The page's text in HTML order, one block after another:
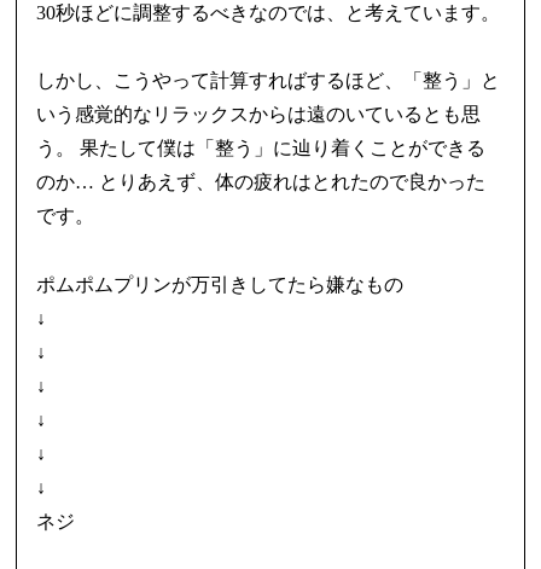
30秒ほどに調整するべきなのでは、と考えています。
しかし、こうやって計算すればするほど、「整う」と
いう感覚的なリラックスからは遠のいているとも思
う。 果たして僕は「整う」に辿り着くことができる
のか… とりあえず、体の疲れはとれたので良かった
です。
ポムポムプリンが万引きしてたら嫌なもの
↓
↓
↓
↓
↓
↓
ネジ